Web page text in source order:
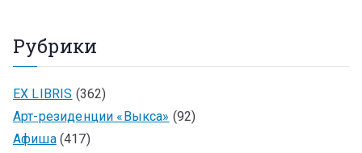
Рубрики
EX LIBRIS (362)
Арт-резиденции «Выкса» (92)
Афиша(417)